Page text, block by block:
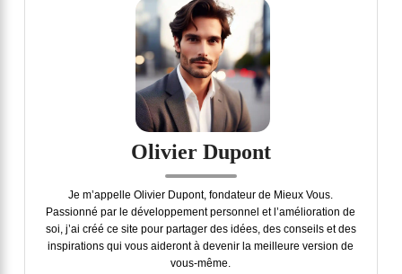
Olivier Dupont
Je m’appelle Olivier Dupont, fondateur de Mieux Vous.
Passionné par le développement personnel et l’amélioration de
soi, j’ai créé ce site pour partager des idées, des conseils et des
inspirations qui vous aideront à devenir la meilleure version de
vous-même.